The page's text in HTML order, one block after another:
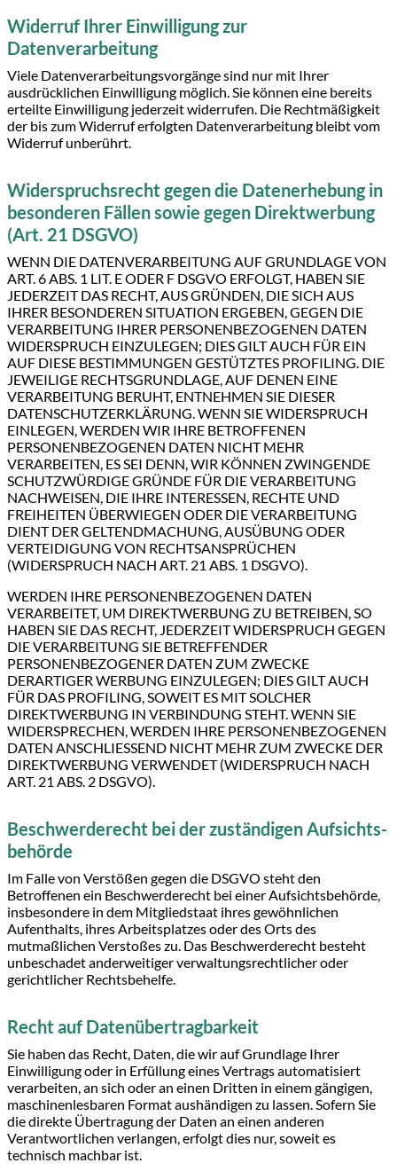
Widerruf Ihrer Einwilligung zur
Datenverarbeitung
Viele Datenverarbeitungsvorgänge sind nur mit Ihrer
ausdrücklichen Einwilligung möglich. Sie können eine bereits
erteilte Einwilligung jederzeit widerrufen. Die Rechtmäßigkeit
der bis zum Widerruf erfolgten Datenverarbeitung bleibt vom
Widerruf unberührt.
Widerspruchsrecht gegen die Datenerhebung in
besonderen Fällen sowie gegen Direktwerbung
(Art. 21 DSGVO)
WENN DIE DATENVERARBEITUNG AUF GRUNDLAGE VON
ART. 6 ABS. 1 LIT. E ODER F DSGVO ERFOLGT, HABEN SIE
JEDERZEIT DAS RECHT, AUS GRÜNDEN, DIE SICH AUS
IHRER BESONDEREN SITUATION ERGEBEN, GEGEN DIE
VERARBEITUNG IHRER PERSONENBEZOGENEN DATEN
WIDERSPRUCH EINZULEGEN; DIES GILT AUCH FÜR EIN
AUF DIESE BESTIMMUNGEN GESTÜTZTES PROFILING. DIE
JEWEILIGE RECHTSGRUNDLAGE, AUF DENEN EINE
VERARBEITUNG BERUHT, ENTNEHMEN SIE DIESER
DATENSCHUTZERKLÄRUNG. WENN SIE WIDERSPRUCH
EINLEGEN, WERDEN WIR IHRE BETROFFENEN
PERSONENBEZOGENEN DATEN NICHT MEHR
VERARBEITEN, ES SEI DENN, WIR KÖNNEN ZWINGENDE
SCHUTZWÜRDIGE GRÜNDE FÜR DIE VERARBEITUNG
NACHWEISEN, DIE IHRE INTERESSEN, RECHTE UND
FREIHEITEN ÜBERWIEGEN ODER DIE VERARBEITUNG
DIENT DER GELTENDMACHUNG, AUSÜBUNG ODER
VERTEIDIGUNG VON RECHTSANSPRÜCHEN
(WIDERSPRUCH NACH ART. 21 ABS. 1 DSGVO).
WERDEN IHRE PERSONENBEZOGENEN DATEN
VERARBEITET, UM DIREKTWERBUNG ZU BETREIBEN, SO
HABEN SIE DAS RECHT, JEDERZEIT WIDERSPRUCH GEGEN
DIE VERARBEITUNG SIE BETREFFENDER
PERSONENBEZOGENER DATEN ZUM ZWECKE
DERARTIGER WERBUNG EINZULEGEN; DIES GILT AUCH
FÜR DAS PROFILING, SOWEIT ES MIT SOLCHER
DIREKTWERBUNG IN VERBINDUNG STEHT. WENN SIE
WIDERSPRECHEN, WERDEN IHRE PERSONENBEZOGENEN
DATEN ANSCHLIESSEND NICHT MEHR ZUM ZWECKE DER
DIREKTWERBUNG VERWENDET (WIDERSPRUCH NACH
ART. 21 ABS. 2 DSGVO).
Beschwerde­recht bei der zuständigen Aufsichts­
behörde
Im Falle von Verstößen gegen die DSGVO steht den
Betroffenen ein Beschwerderecht bei einer Aufsichtsbehörde,
insbesondere in dem Mitgliedstaat ihres gewöhnlichen
Aufenthalts, ihres Arbeitsplatzes oder des Orts des
mutmaßlichen Verstoßes zu. Das Beschwerderecht besteht
unbeschadet anderweitiger verwaltungsrechtlicher oder
gerichtlicher Rechtsbehelfe.
Recht auf Daten­übertrag­barkeit
Sie haben das Recht, Daten, die wir auf Grundlage Ihrer
Einwilligung oder in Erfüllung eines Vertrags automatisiert
verarbeiten, an sich oder an einen Dritten in einem gängigen,
maschinenlesbaren Format aushändigen zu lassen. Sofern Sie
die direkte Übertragung der Daten an einen anderen
Verantwortlichen verlangen, erfolgt dies nur, soweit es
technisch machbar ist.